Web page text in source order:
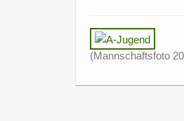
(Mannschaftsfoto